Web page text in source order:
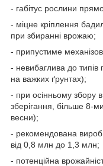
- габітус рослини
- міцне кріплення
при збиранні врожаю;
- припустиме
- невибаглива до
на важких ґрунтах);
- при осінньому збору
зберігання, більше 8-
весни);
- рекомендована
від 0,8 млн до 1,3 млн;
- потенційна